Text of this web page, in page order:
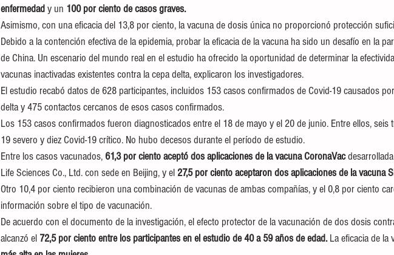
enfermedad y un 100 por ciento de casos graves.
Asimismo, con una eficacia del 13,8 por ciento, la vacuna de dosis única no proporcionó protección
Debido a la contención efectiva de la epidemia, probar la eficacia de la vacuna ha sido un desafío en la
de China. Un escenario del mundo real en el estudio ha ofrecido la oportunidad de determinar la
vacunas inactivadas existentes contra la cepa delta, explicaron los investigadores.
El estudio recabó datos de 628 participantes, incluidos 153 casos confirmados de Covid-19 causados
delta y 475 contactos cercanos de esos casos confirmados.
Los 153 casos confirmados fueron diagnosticados entre el 18 de mayo y el 20 de junio. Entre ellos, seis
19 severo y diez Covid-19 crítico. No hubo decesos durante el período de estudio.
Entre los casos vacunados, 61,3 por ciento aceptó dos aplicaciones de la vacuna CoronaVac
Life Sciences Co., Ltd. con sede en Beijing, y el 27,5 por ciento aceptaron dos aplicaciones de la vacuna
Otro 10,4 por ciento recibieron una combinación de vacunas de ambas compañías, y el 0,8 por ciento
información sobre el tipo de vacunación.
De acuerdo con el documento de la investigación, el efecto protector de la vacunación de dos dosis
alcanzó el 72,5 por ciento entre los participantes en el estudio de 40 a 59 años de edad. La eficacia de la